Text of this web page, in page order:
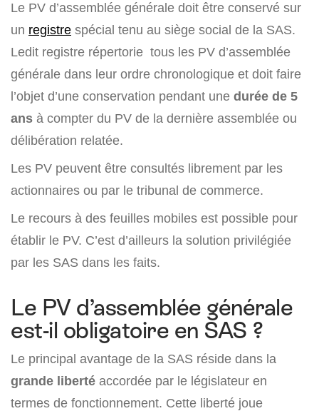
Le PV d’assemblée générale doit être conservé sur
un registre spécial tenu au siège social de la SAS.
Ledit registre répertorie tous les PV d’assemblée
générale dans leur ordre chronologique et doit faire
l’objet d’une conservation pendant une durée de 5
ans à compter du PV de la dernière assemblée ou
délibération relatée.
Les PV peuvent être consultés librement par les
actionnaires ou par le tribunal de commerce.
Le recours à des feuilles mobiles est possible pour
établir le PV. C’est d’ailleurs la solution privilégiée
par les SAS dans les faits.
Le PV d’assemblée générale
est-il obligatoire en SAS ?
Le principal avantage de la SAS réside dans la
grande liberté accordée par le législateur en
termes de fonctionnement. Cette liberté joue